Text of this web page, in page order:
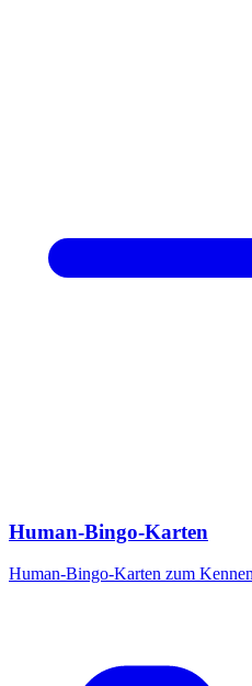
Human-Bingo-Karten
Human-Bingo-Karten zum